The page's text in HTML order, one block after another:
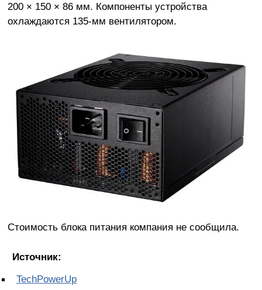
200 × 150 × 86 мм. Компоненты устройства
охлаждаются 135-мм вентилятором.
Стоимость блока питания компания не сообщила.
Источник:
TechPowerUp